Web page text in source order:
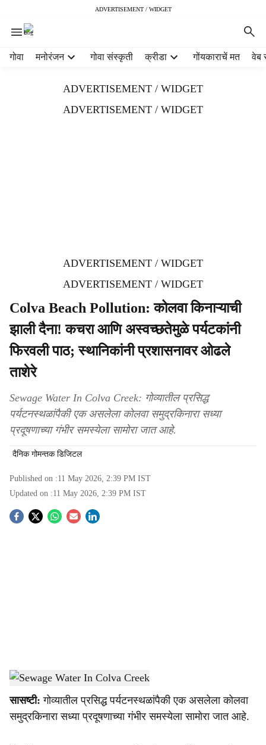
ADVERTISEMENT / WIDGET
गोवा मनोरंजन गोवा संस्कृती क्रीडा गोंयकाराचें मत वेब
ADVERTISEMENT / WIDGET
ADVERTISEMENT / WIDGET
ADVERTISEMENT / WIDGET
ADVERTISEMENT / WIDGET
Colva Beach Pollution: कोलवा किनाऱ्याची
झाली दैना! कचरा आणि अस्वच्छतेमुळे पर्यटकांनी
फिरवली पाठ; स्थानिकांनी प्रशासनावर ओढले
ताशेरे
Sewage Water In Colva Creek: गोव्यातील प्रसिद्ध
पर्यटनस्थळांपैकी एक असलेला कोलवा समुद्रकिनारा सध्या
प्रदूषणाच्या गंभीर समस्येला सामोरा जात आहे.
दैनिक गोमन्तक डिजिटल
Published on :11 May 2026, 2:39 PM IST
Updated on :11 May 2026, 2:39 PM IST
S
a
Colva Beach Pollution-Dainik Gomantak
सासष्टी: गोव्यातील प्रसिद्ध पर्यटनस्थळांपैकी एक असलेला कोलवा
समुद्रकिनारा सध्या प्रदूषणाच्या गंभीर समस्येला सामोरा जात आहे.